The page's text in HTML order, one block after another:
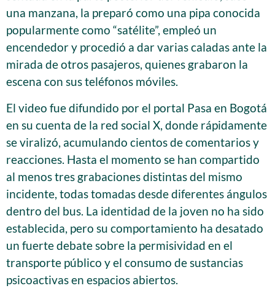
una manzana, la preparó como una pipa conocida
popularmente como “satélite”, empleó un
encendedor y procedió a dar varias caladas ante la
mirada de otros pasajeros, quienes grabaron la
escena con sus teléfonos móviles.
El video fue difundido por el portal Pasa en Bogotá
en su cuenta de la red social X, donde rápidamente
se viralizó, acumulando cientos de comentarios y
reacciones. Hasta el momento se han compartido
al menos tres grabaciones distintas del mismo
incidente, todas tomadas desde diferentes ángulos
dentro del bus. La identidad de la joven no ha sido
establecida, pero su comportamiento ha desatado
un fuerte debate sobre la permisividad en el
transporte público y el consumo de sustancias
psicoactivas en espacios abiertos.